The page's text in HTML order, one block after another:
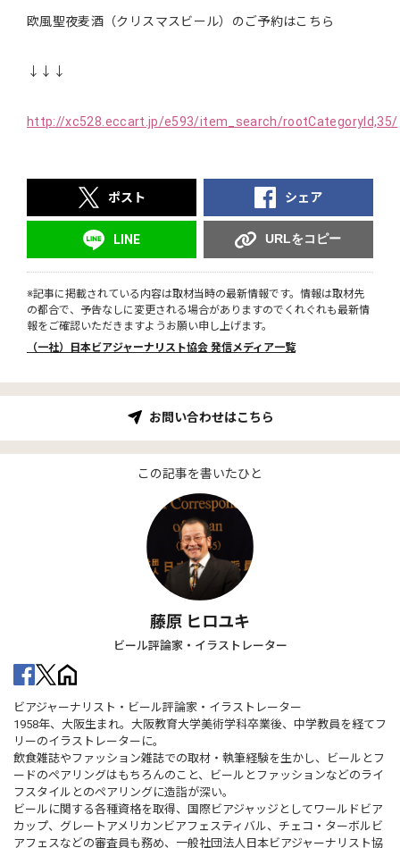
欧風聖夜麦酒（クリスマスビール）のご予約はこちら
↓↓↓
http://xc528.eccart.jp/e593/item_search/rootCategoryId,35/
ポスト シェア
LINE URLをコピー
※記事に掲載されている内容は取材当時の最新情報です。情報は取材先
の都合で、予告なしに変更される場合がありますのでくれぐれも最新情
報をご確認いただきますようお願い申し上げます。
（一社）日本ビアジャーナリスト協会 発信メディア一覧
お問い合わせはこちら
この記事を書いたひと
藤原 ヒロユキ
ビール評論家・イラストレーター
ビアジャーナリスト・ビール評論家・イラストレーター
1958年、大阪生まれ。大阪教育大学美術学科卒業後、中学教員を経てフ
リーのイラストレーターに。
飲食雑誌やファッション雑誌での取材・執筆経験を生かし、ビールとフ
ードのペアリングはもちろんのこと、ビールとファッションなどのライ
フスタイルとのペアリングに造詣が深い。
ビールに関する各種資格を取得、国際ビアジャッジとしてワールドビア
カップ、グレートアメリカンビアフェスティバル、チェコ・ターボルビ
アフェスなどの審査員も務め、一般社団法人日本ビアジャーナリスト協